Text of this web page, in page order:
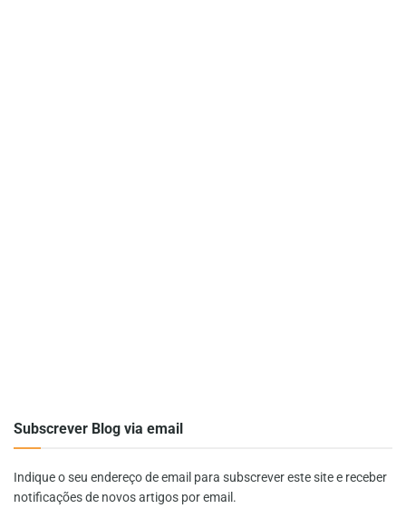
Subscrever Blog via email
Indique o seu endereço de email para subscrever este site e receber
notificações de novos artigos por email.